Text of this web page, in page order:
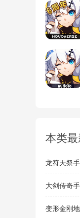
本类最
龙符天祭
大剑传奇
变形金刚